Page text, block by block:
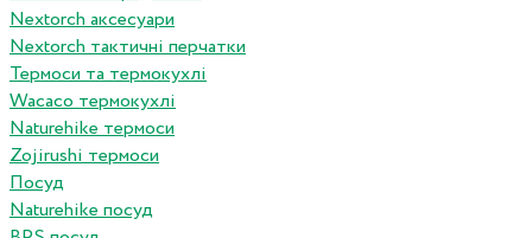
Nextorch аксесуари
Nextorch тактичні перчатки
Термоси та термокухлі
Wacaco термокухлі
Naturehike термоси
Zojirushi термоси
Посуд
Naturehike посуд